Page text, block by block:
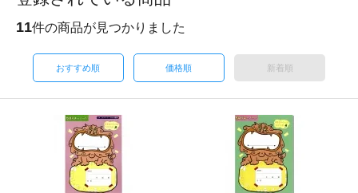
11件の商品が見つかりました
おすすめ順 価格順 新着順